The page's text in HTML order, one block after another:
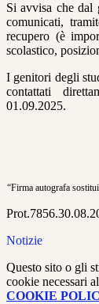
Si avvisa che dal
comunicati,
recupero (è
scolastico,
I genitori degli
contattati
01.09.2025.
“Firma autografa
Notizie
Questo sito o gli
cookie necessari
COOKIE